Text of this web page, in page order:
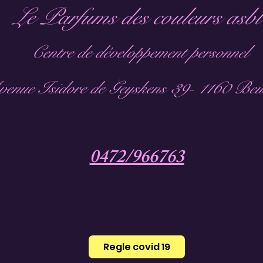
Le Parfums des couleurs asbl
Centre de développement personnel
Isidore de Geyskens 39- 1160
0472/966763
Regle covid 19